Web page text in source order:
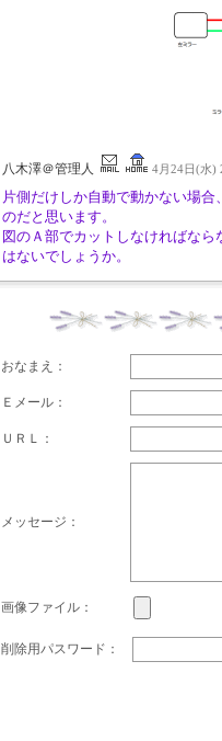
八木澤＠管理人 4月24日(水)
片側だけしか自動で動かない場
のだと思います。
図のＡ部でカットしなければな
はないでしょうか。
おなまえ：
Ｅメール：
ＵＲＬ：
メッセージ：
画像ファイル：
削除用パスワード：